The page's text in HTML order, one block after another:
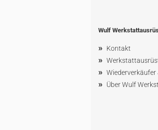
Wulf
» Kontakt
»
»
» Über Wulf